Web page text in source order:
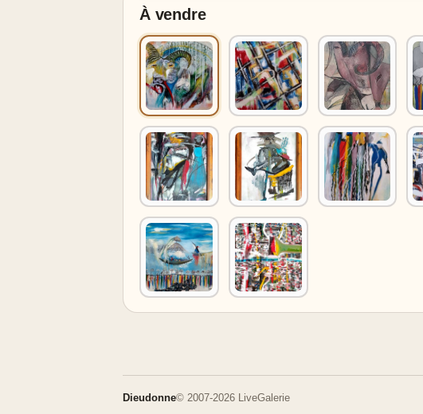
À vendre
Dieudonne© 2007-2026 LiveGalerie